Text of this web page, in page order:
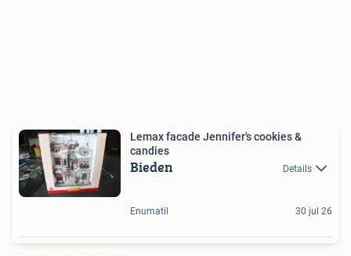
Lemax facade Jennifer's cookies &
candies
Bieden Details
Enumatil 30 jul 26